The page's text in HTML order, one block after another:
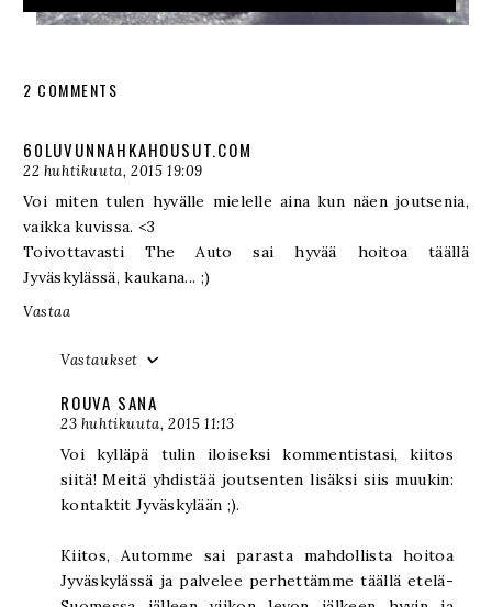
2 COMMENTS
60LUVUNNAHKAHOUSUT.COM
22 huhtikuuta, 2015 19:09
Voi miten tulen hyvälle mielelle aina kun näen joutsenia,
vaikka kuvissa. <3
Toivottavasti The Auto sai hyvää hoitoa täällä
Jyväskylässä, kaukana... ;)
Vastaa
Vastaukset
ROUVA SANA
23 huhtikuuta, 2015 11:13
Voi kylläpä tulin iloiseksi kommentistasi, kiitos
siitä! Meitä yhdistää joutsenten lisäksi siis muukin:
kontaktit Jyväskylään ;).
Kiitos, Automme sai parasta mahdollista hoitoa
Jyväskylässä ja palvelee perhettämme täällä etelä-